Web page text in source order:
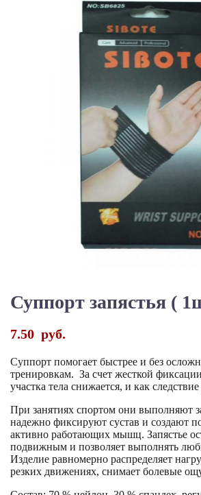
Суппорт запястья (
7.50 руб.
Суппорт помогает быстрее и без
тренировкам. За счет жесткой
участка тела снижается, и как
При занятиях спортом они выполняют
надежно фиксируют сустав и создают
активно работающих мышц. Запястье
подвижным и позволяет выполнять
Изделие равномерно распределяет
резких движениях, снимает болевые